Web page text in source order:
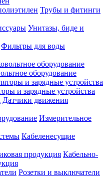
Трубы и фитинги
Унитазы, биде и
Фильтры для воды
оборудование
и зарядные устройства
Датчики движения
Измерительное
Кабеленесущие
Кабельно-
Розетки и выключатели